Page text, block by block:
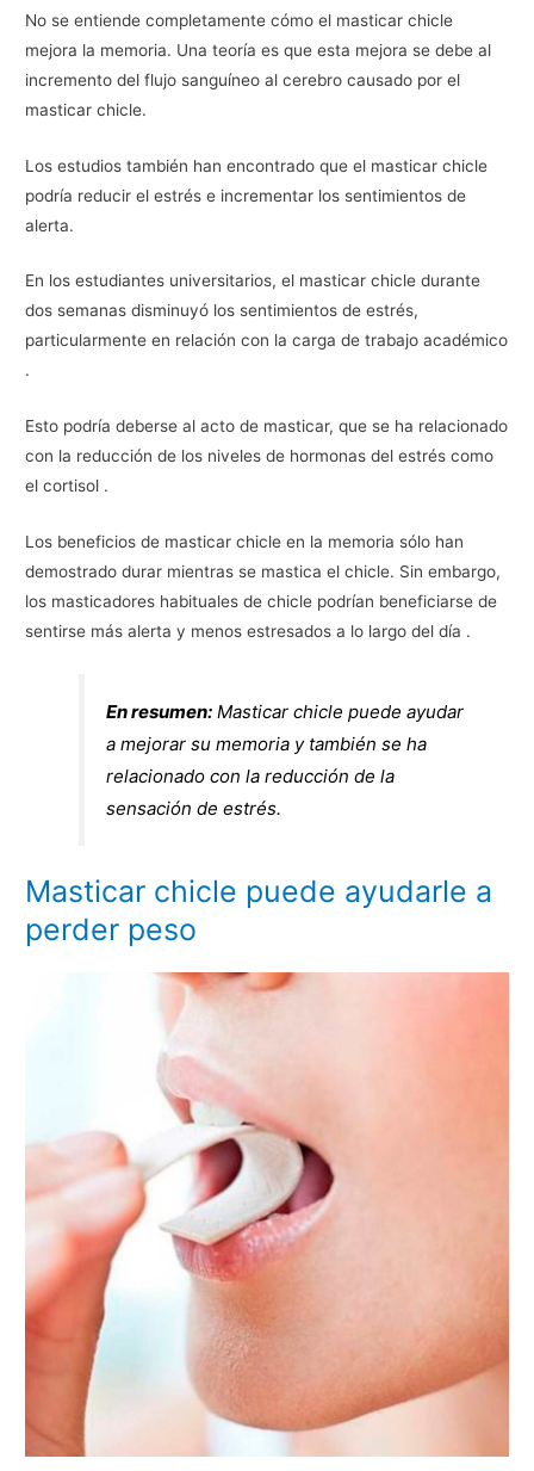
No se entiende completamente cómo el masticar chicle
mejora la memoria. Una teoría es que esta mejora se debe al
incremento del flujo sanguíneo al cerebro causado por el
masticar chicle.
Los estudios también han encontrado que el masticar chicle
podría reducir el estrés e incrementar los sentimientos de
alerta.
En los estudiantes universitarios, el masticar chicle durante
dos semanas disminuyó los sentimientos de estrés,
particularmente en relación con la carga de trabajo académico
.
Esto podría deberse al acto de masticar, que se ha relacionado
con la reducción de los niveles de hormonas del estrés como
el cortisol .
Los beneficios de masticar chicle en la memoria sólo han
demostrado durar mientras se mastica el chicle. Sin embargo,
los masticadores habituales de chicle podrían beneficiarse de
sentirse más alerta y menos estresados a lo largo del día .
En resumen: Masticar chicle puede ayudar
a mejorar su memoria y también se ha
relacionado con la reducción de la
sensación de estrés.
Masticar chicle puede ayudarle a
perder peso